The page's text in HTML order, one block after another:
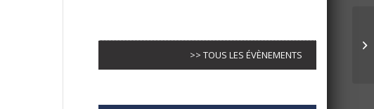
>> TOUS LES ÉVÈNEMENTS